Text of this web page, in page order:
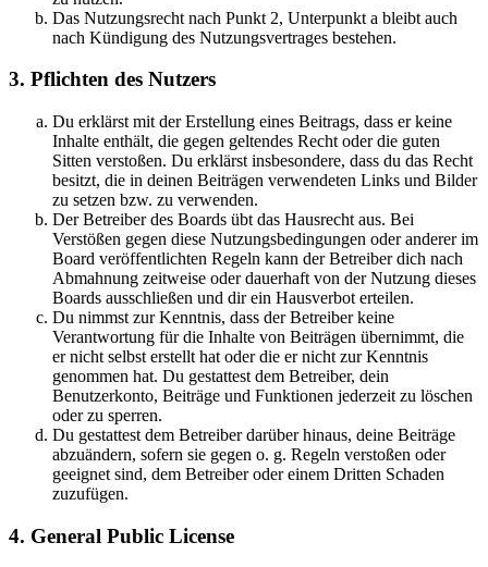
Das Nutzungsrecht nach Punkt 2, Unterpunkt a bleibt auch
nach Kündigung des Nutzungsvertrages bestehen.
3. Pflichten des Nutzers
Du erklärst mit der Erstellung eines Beitrags, dass er keine
Inhalte enthält, die gegen geltendes Recht oder die guten
Sitten verstoßen. Du erklärst insbesondere, dass du das Recht
besitzt, die in deinen Beiträgen verwendeten Links und Bilder
zu setzen bzw. zu verwenden.
Der Betreiber des Boards übt das Hausrecht aus. Bei
Verstößen gegen diese Nutzungsbedingungen oder anderer im
Board veröffentlichten Regeln kann der Betreiber dich nach
Abmahnung zeitweise oder dauerhaft von der Nutzung dieses
Boards ausschließen und dir ein Hausverbot erteilen.
Du nimmst zur Kenntnis, dass der Betreiber keine
Verantwortung für die Inhalte von Beiträgen übernimmt, die
er nicht selbst erstellt hat oder die er nicht zur Kenntnis
genommen hat. Du gestattest dem Betreiber, dein
Benutzerkonto, Beiträge und Funktionen jederzeit zu löschen
oder zu sperren.
Du gestattest dem Betreiber darüber hinaus, deine Beiträge
abzuändern, sofern sie gegen o. g. Regeln verstoßen oder
geeignet sind, dem Betreiber oder einem Dritten Schaden
zuzufügen.
4. General Public License